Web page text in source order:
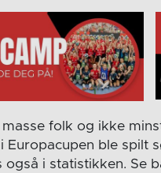
folk og ikke
Europacupen ble spilt
også i statistikken. Se